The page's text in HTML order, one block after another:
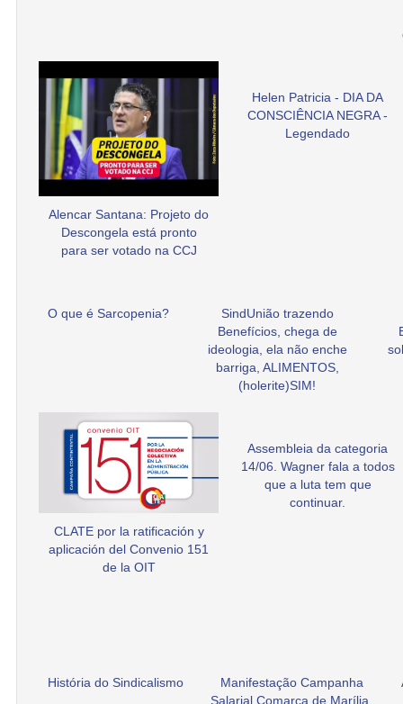
Alencar Santana: Projeto do
Descongela está pronto
para ser votado na CCJ
Helen Patricia - DIA DA
CONSCIÊNCIA NEGRA -
Legendado
O que é Sarcopenia?
SindUnião trazendo
Benefícios, chega de
ideologia, ela não enche
barriga, ALIMENTOS,
(holerite)SIM!
CLATE por la ratificación y
aplicación del Convenio 151
de la OIT
Assembleia da categoria
14/06. Wagner fala a todos
que a luta tem que
continuar.
História do Sindicalismo
Manifestação Campanha
Salarial Comarca de Marília,